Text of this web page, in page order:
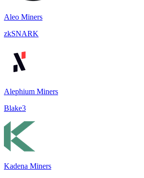
Aleo Miners
zkSNARK
Alephium Miners
Blake3
Kadena Miners